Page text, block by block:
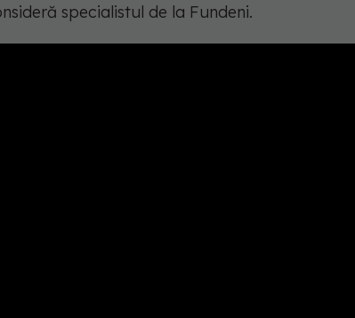
specialistul de la Fundeni.